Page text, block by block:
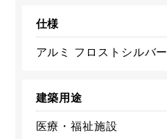
仕様
アルミ フロストシルバー
建築用途
医療・福祉施設